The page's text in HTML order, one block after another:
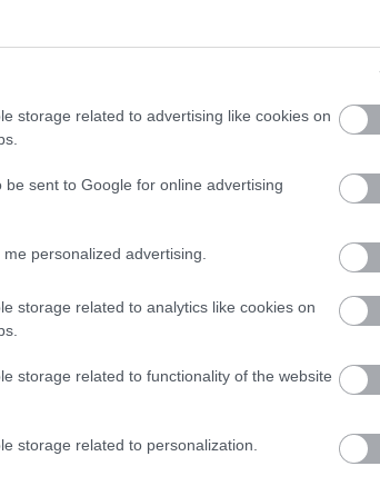
storage related to advertising like cookies on
sent to Google for online advertising
personalized advertising.
storage related to analytics like cookies on
storage related to functionality of the website
storage related to personalization.
dobták az